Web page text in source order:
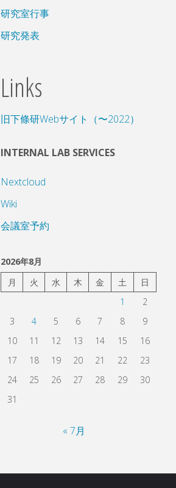
研究室行事
研究発表
Links
旧下條研Webサイト（〜2022）
INTERNAL LAB SERVICES
Nextcloud
Wiki
会議室予約
2026年8月
月
火 水 木 金 土
日
1
2
3
4 5 6 7 8
9
10
11 12 13 14 15
16
17
18 19 20 21 22
23
24
25 26 27 28 29
30
31
« 7月